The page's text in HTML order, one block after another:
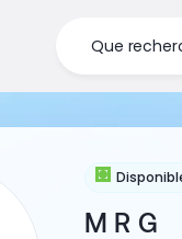
Que
M R G